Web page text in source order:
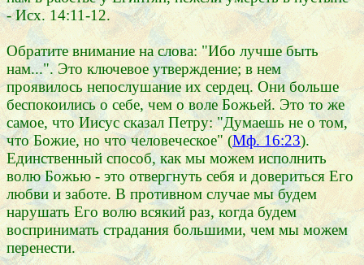
- Исх. 14:11-12.
Обратите внимание на слова: "Ибо лучше быть
нам...". Это ключевое утверждение; в нем
проявилось непослушание их сердец. Они больше
беспокоились о себе, чем о воле Божьей. Это то же
самое, что Иисус сказал Петру: "Думаешь не о том,
что Божие, но что человеческое" (Мф. 16:23).
Единственный способ, как мы можем исполнить
волю Божью - это отвергнуть себя и довериться Его
любви и заботе. В противном случае мы будем
нарушать Его волю всякий раз, когда будем
воспринимать страдания большими, чем мы можем
перенести.